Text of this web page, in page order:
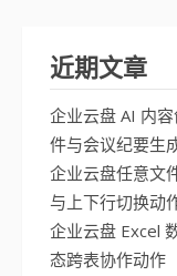
近期文章
企业云盘 AI 内
件与会议纪要生
企业云盘任意文
与上下行切换动
企业云盘 Excel
态跨表协作动作